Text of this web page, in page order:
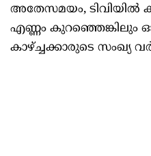
അതേസമയം, ടിവിയില്‍
എണ്ണം
കാഴ്ച്ചക്കാരുടെ സംഖ്യ